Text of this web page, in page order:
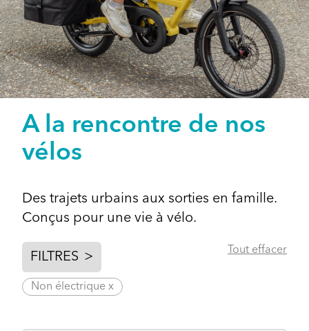
A la rencontre de nos
vélos
Des trajets urbains aux sorties en famille.
Conçus pour une vie à vélo.
FILTRES > Tout effacer
Non électrique x